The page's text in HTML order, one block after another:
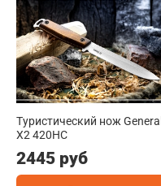
Туристический нож General
X2 420HC
2445 руб